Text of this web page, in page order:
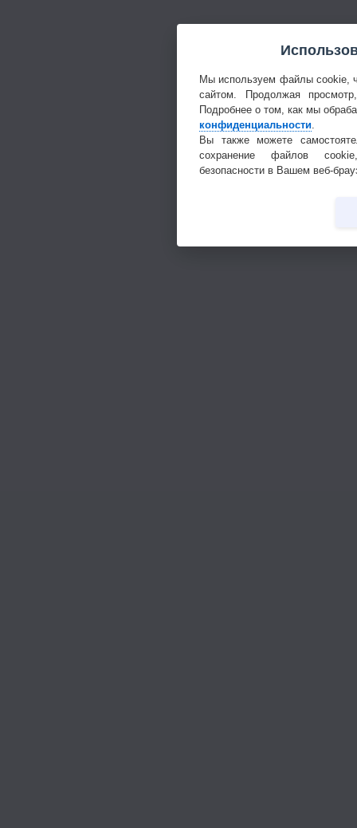
Мы используем файлы cookie,
сайтом. Продолжая
Подробнее о том, как мы
конфиденциальности
Вы также можете
сохранение файлов
безопасности в Вашем веб-